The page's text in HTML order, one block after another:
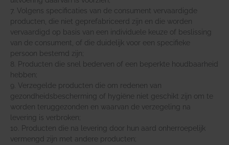
7. Volgens specificaties van de consument vervaardigde
producten, die niet geprefabriceerd zijn en die worden
vervaardigd op basis van een individuele keuze of beslissing
van de consument, of die duidelijk voor een specifieke
persoon bestemd zijn;
8. Producten die snel bederven of een beperkte houdbaarheid
hebben;
9. Verzegelde producten die om redenen van
gezondheidsbescherming of hygiëne niet geschikt zijn om te
worden teruggezonden en waarvan de verzegeling na
levering is verbroken;
10. Producten die na levering door hun aard onherroepelijk
vermengd zijn met andere producten;